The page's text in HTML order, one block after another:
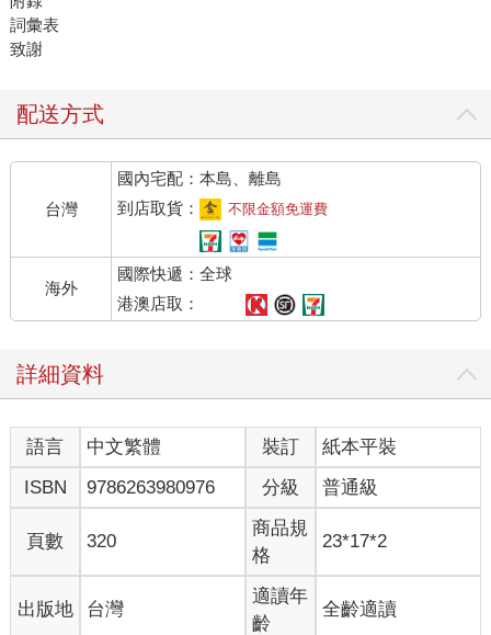
詞彙表
致謝
配送方式
台灣
國內宅配：本島、離島
到店取貨：
不限金額免運費
海外
國際快遞：全球
港澳店取：
詳細資料
語言 中文繁體 裝訂
紙本平裝
ISBN
9786263980976 分級 普通級
頁數 320
商品規
格
23*17*2
出版地 台灣
適讀年
齡
全齡適讀